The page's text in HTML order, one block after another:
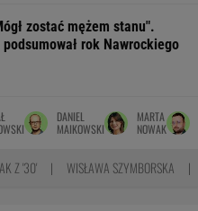
zostać mężem stanu".
rok Nawrockiego
DANIEL
MAIKOWSKI
MARTA
NOWAK
Z '30' WISŁAWA SZYMBORSKA